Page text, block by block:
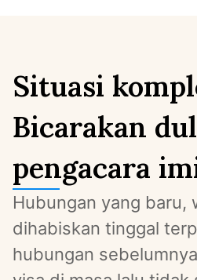
Situasi
Bicarakan
pengacara
Hubungan yang baru,
dihabiskan tinggal
hubungan